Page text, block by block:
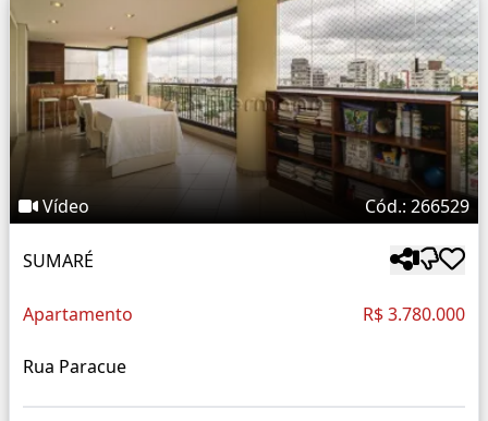
Vídeo Cód.: 266529
SUMARÉ
Apartamento R$ 3.780.000
Rua Paracue